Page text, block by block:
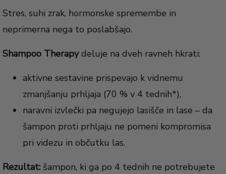
Stres, suhi zrak, hormonske spremembe in
neprimerna nega to poslabšajo.
Shampoo Therapydeluje na dveh ravneh hkrati:
aktivne sestavine prispevajo k vidnemu
zmanjšanju prhljaja (70 % v 4 tednih*),
naravni izvlečki pa negujejo lasišče in lase – da
šampon proti prhljaju ne pomeni kompromisa
pri videzu in občutku las.
Rezultat: šampon, ki ga po 4 tednih ne potrebujete